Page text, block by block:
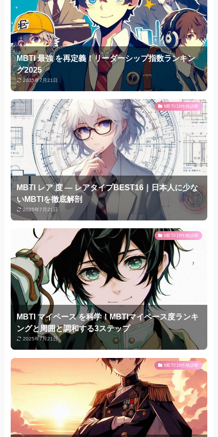
MBTI 最強 を再定義！リーダーシップ指数ランキン
グ2025
2025年7月21日
MBTI/16性格診断
MBTI レア 度 — レアタイプBEST16｜日本人に少な
いMBTIを徹底解剖
2025年7月21日
MBTI/16性格診断
MBTI マイペース を科学！MBTIマイペース度ランキ
ングと周囲と調和する3ステップ
2025年7月21日
MBTI/16性格診断